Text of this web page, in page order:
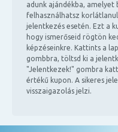
adunk ajándékba, amelyet
felhasználhatsz
jelentkezés esetén. Ezt a
hogy ismerőseid rögtön
képzéseinkre. Kattints a
gombbra, töltsd ki a
"Jelentkezek!" gombra
értékű kupon. A sikeres
visszaigazolás jelzi.